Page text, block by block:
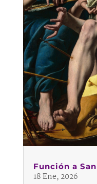
Función a
18 Ene, 2026